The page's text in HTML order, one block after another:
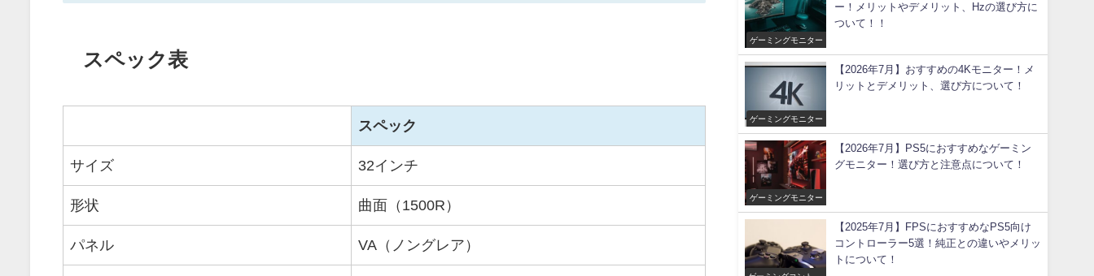
スペック表
スペック
サイズ 32インチ
形状 曲面（1500R）
パネル VA（ノングレア）
ゲーミングモニター
ー！メリットやデメリット、Hzの選び方に
ついて！！
ゲーミングモニター
【2026年7月】おすすめの4Kモニター！メ
リットとデメリット、選び方について！
ゲーミングモニター
【2026年7月】PS5におすすめなゲーミン
グモニター！選び方と注意点について！
【2025年7月】FPSにおすすめなPS5向け
コントローラー5選！純正との違いやメリッ
トについて！